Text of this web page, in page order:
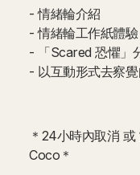
- 情緒輪介紹
- 情緒輪工作紙體驗
- 「Scared 恐懼
- 以互動形式去察覺
＊24小時內取消
Coco＊